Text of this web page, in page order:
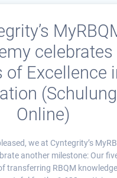
celebrates
of Excellence
Online)
we at Cyntegrity’s
another milestone: Our
transferring RBQM